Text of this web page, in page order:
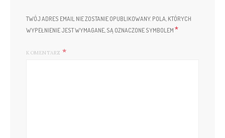
TWÓJ ADRES EMAIL NIE ZOSTANIE OPUBLIKOWANY. POLA, KTÓRYCH
WYPEŁNIENIE JEST WYMAGANE, SĄ OZNACZONE SYMBOLEM *
KOMENTARZ